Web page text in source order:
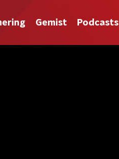
Gemist Podcasts